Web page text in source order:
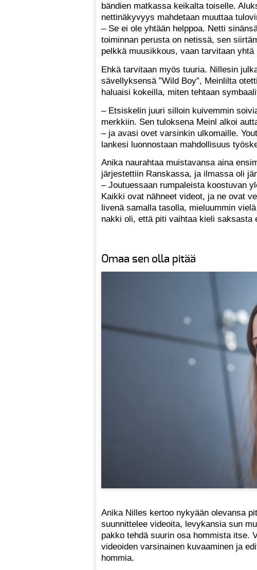
bändien matkassa keikalta toiselle.
nettinäkyvyys mahdetaan muuttaa
– Se ei ole yhtään helppoa. Netti
toiminnan perusta on netissä, sen
pelkkä muusikkous, vaan tarvitaan
Ehkä tarvitaan myös tuuria. Nillesin
sävellyksensä ”Wild Boy”, Meinlilta
haluaisi kokeilla, miten tehtaan
– Etsiskelin juuri silloin kuivemmin
merkkiin. Sen tuloksena Meinl alkoi
– ja avasi ovet varsinkin ulkomaille.
lankesi luonnostaan mahdollisuus
Anika naurahtaa muistavansa aina
järjestettiin Ranskassa, ja ilmassa oli
– Joutuessaan rumpaleista koostuvan
Kaikki ovat nähneet videot, ja ne ovat
livenä samalla tasolla, mieluummin
nakki oli, että piti vaihtaa kieli saksasta
Omaa sen olla pitää
Anika Nilles kertoo nykyään olevansa
suunnittelee videoita, levykansia sun
pakko tehdä suurin osa hommista itse.
videoiden varsinainen kuvaaminen ja
hommia.